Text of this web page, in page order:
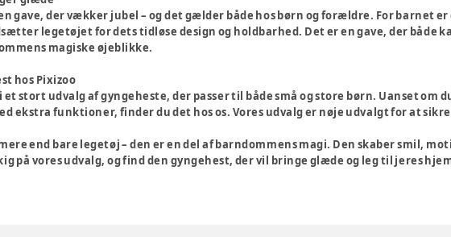
gave, der vækker jubel – og det gælder både hos børn og forældre. For barnet
legetøjet for dets tidløse design og holdbarhed. Det er en gave, der både
magiske øjeblikke.
hos Pixizoo
et stort udvalg af gyngeheste, der passer til både små og store børn. Uanset
ekstra funktioner, finder du det hos os. Vores udvalg er nøje udvalgt for at
end bare legetøj – den er en del af barndommens magi. Den skaber smil,
på vores udvalg, og find den gyngehest, der vil bringe glæde og leg til jeres